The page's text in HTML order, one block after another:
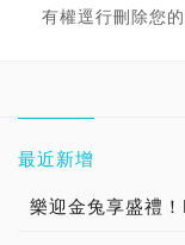
有權逕行刪除您的
最近新增